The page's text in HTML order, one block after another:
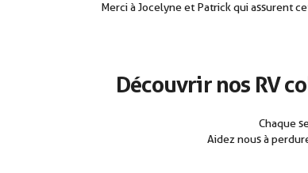
Merci à Jocelyne et Patrick qui assurent
Découvrir nos RV
Chaque
Aidez nous à